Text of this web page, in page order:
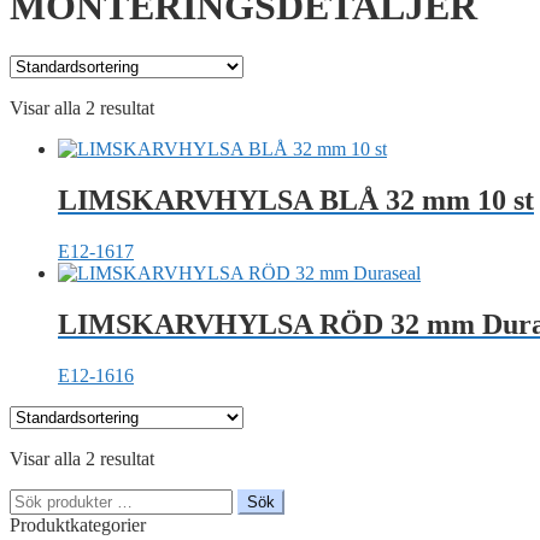
Visar alla 2 resultat
LIMSKARVHYLSA BLÅ 32 mm 10 st
E12-1617
LIMSKARVHYLSA RÖD 32 mm
E12-1616
Visar alla 2 resultat
Sök
efter:
Sök
Produktkategorier